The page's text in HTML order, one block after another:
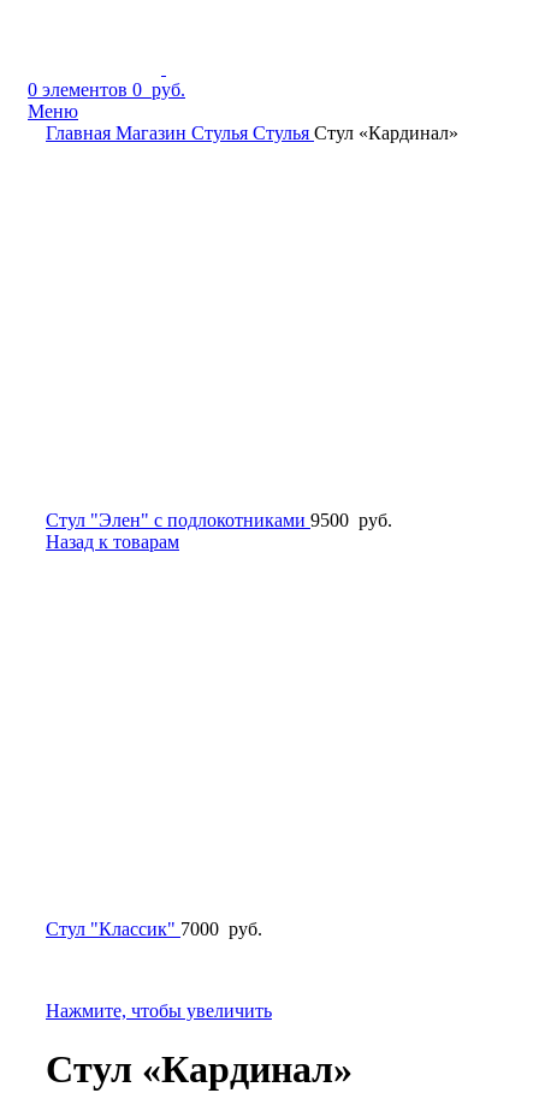
0 элементов 0 руб.
Меню
Главная Магазин Стулья Стулья Стул «Кардинал»
Стул "Элен" с подлокотниками 9500 руб.
Назад к товарам
Стул "Классик" 7000 руб.
Нажмите, чтобы увеличить
Стул «Кардинал»